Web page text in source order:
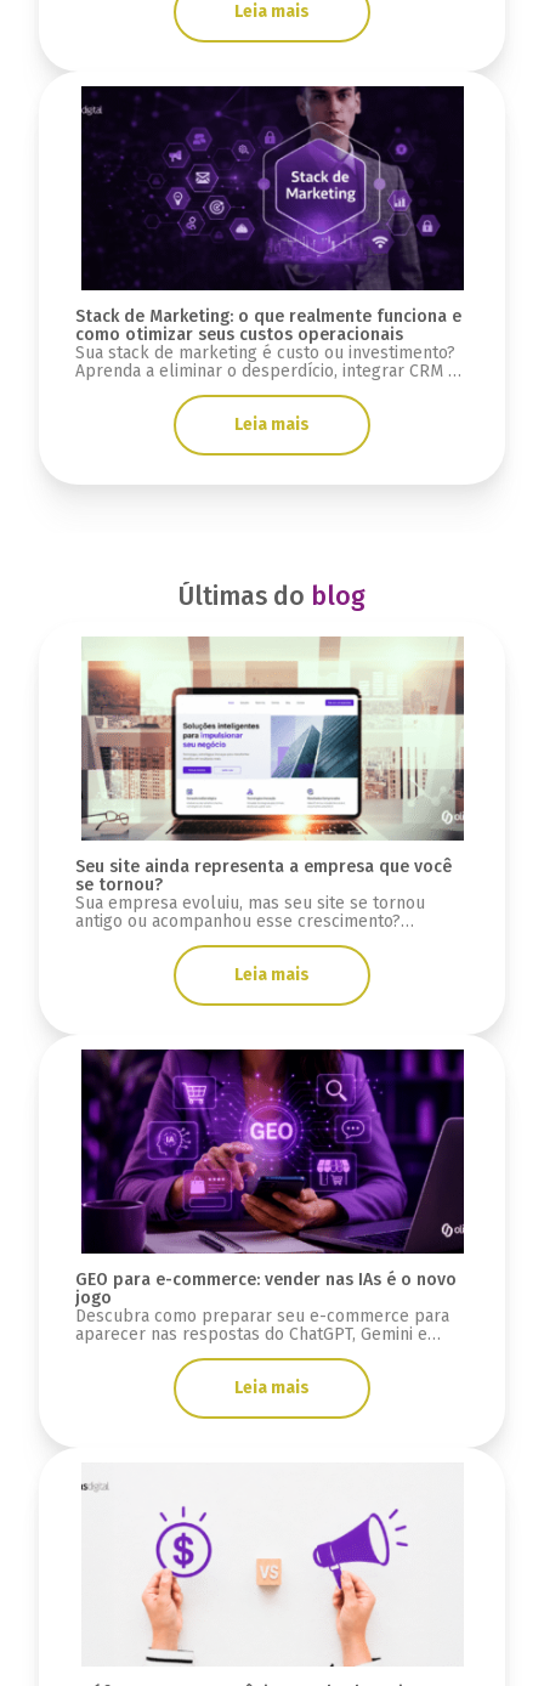
Leia mais
Stack de Marketing: o que realmente funciona e
como otimizar seus custos operacionais
Sua stack de marketing é custo ou investimento?
Aprenda a eliminar o desperdício, integrar CRM e
Leia mais
Últimas do blog
Seu site ainda representa a empresa que você
se tornou?
Sua empresa evoluiu, mas seu site se tornou
antigo ou acompanhou esse crescimento?
Leia mais
GEO para e-commerce: vender nas IAs é o novo
jogo
Descubra como preparar seu e-commerce para
aparecer nas respostas do ChatGPT, Gemini e
Leia mais